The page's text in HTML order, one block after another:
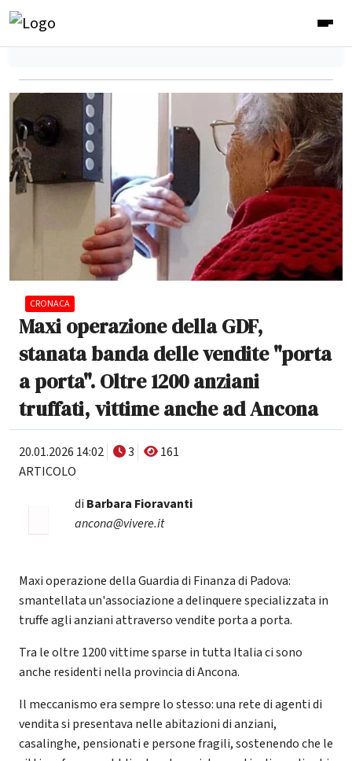
CRONACA
Maxi operazione della GDF,
stanata banda delle vendite "porta
a porta". Oltre 1200 anziani
truffati, vittime anche ad Ancona
20.01.2026 14:02 3
161
ARTICOLO
di Barbara Fioravanti
ancona@vivere.it
Maxi operazione della Guardia di Finanza di Padova:
smantellata un'associazione a delinquere specializzata in
truffe agli anziani attraverso vendite porta a porta.
Tra le oltre 1200 vittime sparse in tutta Italia ci sono
anche residenti nella provincia di Ancona.
Il meccanismo era sempre lo stesso: una rete di agenti di
vendita si presentava nelle abitazioni di anziani,
casalinghe, pensionati e persone fragili, sostenendo che le